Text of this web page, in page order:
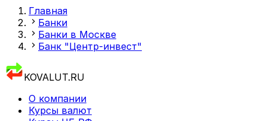
Главная
Банки
Банки в Москве
Банк "Центр-инвест"
KOVALUT.RU
О компании
Курсы валют